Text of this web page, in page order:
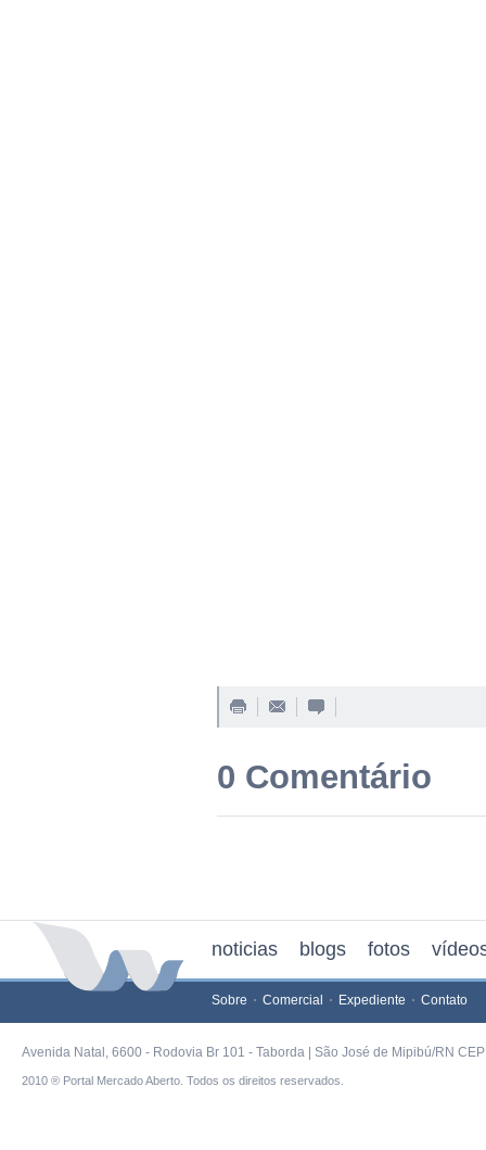
0 Comentário
noticias blogs fotos
Sobre Comercial Expediente Contato
Avenida Natal, 6600 - Rodovia Br 101 - Taborda | São José de Mipibú/RN
2010 ® Portal Mercado Aberto. Todos os direitos reservados.